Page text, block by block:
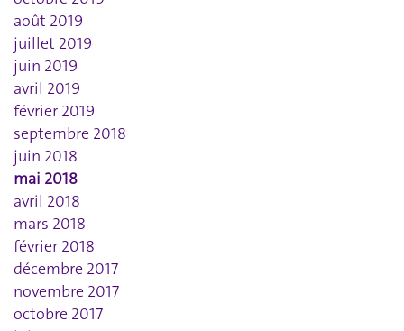
août 2019
juillet 2019
juin 2019
avril 2019
février 2019
septembre 2018
juin 2018
mai 2018
avril 2018
mars 2018
février 2018
décembre 2017
novembre 2017
octobre 2017